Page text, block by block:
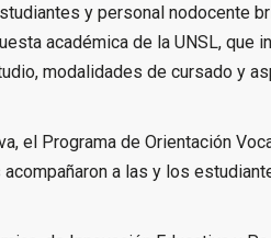
y personal nodocente
académica de la UNSL, que
modalidades de cursado y
el Programa de Orientación
a las y los